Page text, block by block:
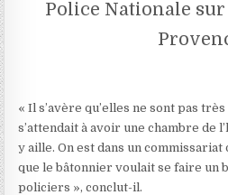
Police Nationale
« Il s’avère qu’elles ne sont pas
s’attendait à avoir une chambre de
y aille. On est dans un commissariat
que le bâtonnier voulait se faire un
policiers », conclut-il.